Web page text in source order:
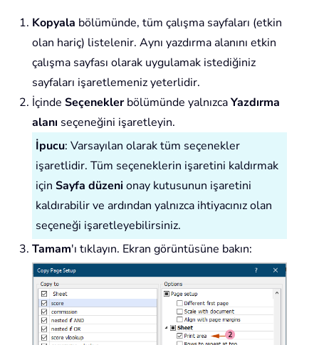
Kopyala bölümünde, tüm çalışma sayfaları (etkin
olan hariç) listelenir. Aynı yazdırma alanını etkin
çalışma sayfası olarak uygulamak istediğiniz
sayfaları işaretlemeniz yeterlidir.
İçinde Seçeneklerbölümünde yalnızcaYazdırma
alanı seçeneğini işaretleyin.
İpucu: Varsayılan olarak tüm seçenekler
işaretlidir. Tüm seçeneklerin işaretini kaldırmak
için Sayfa düzeni onay kutusunun işaretini
kaldırabilir ve ardından yalnızca ihtiyacınız olan
seçeneği işaretleyebilirsiniz.
Tamam'ı tıklayın. Ekran görüntüsüne bakın: